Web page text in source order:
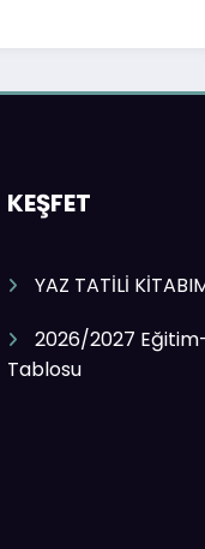
KEŞFET
YAZ TATİLİ
2026/2027
Tablosu